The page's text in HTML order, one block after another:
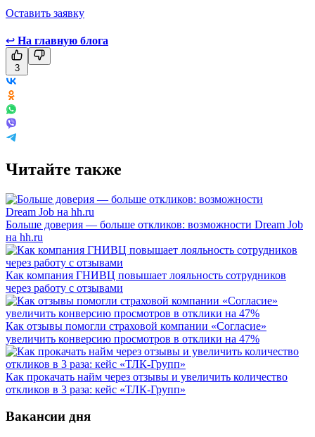
Оставить заявку
↩ На главную блога
3
Читайте также
Больше доверия — больше откликов: возможности Dream Job
на hh.ru
Как компания ГНИВЦ повышает лояльность сотрудников
через работу с отзывами
Как отзывы помогли страховой компании «Согласие»
увеличить конверсию просмотров в отклики на 47%
Как прокачать найм через отзывы и увеличить количество
откликов в 3 раза: кейс «ТЛК-Групп»
Вакансии дня